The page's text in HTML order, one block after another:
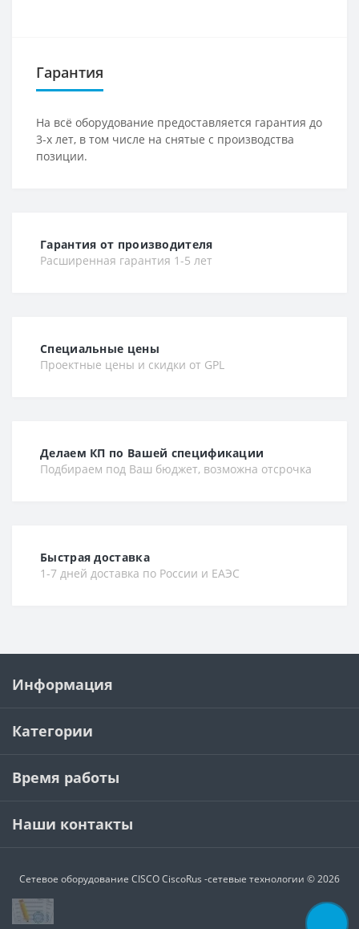
Гарантия
На всё оборудование предоставляется гарантия до
3-х лет, в том числе на снятые с производства
позиции.
Гарантия от производителя
Расширенная гарантия 1-5 лет
Специальные цены
Проектные цены и скидки от GPL
Делаем КП по Вашей спецификации
Подбираем под Ваш бюджет, возможна отсрочка
Быстрая доставка
1-7 дней доставка по России и ЕАЭС
Информация
Категории
Время работы
Наши контакты
Сетевое оборудование CISCOCiscoRus -сетевые технологии © 2026